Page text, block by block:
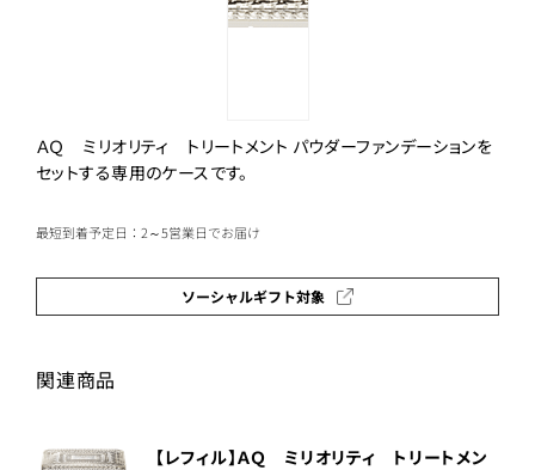
ＡＱ ミリオリティ トリートメント パウダーファンデーションを
セットする専用のケースです。
最短到着予定日：2～5営業日でお届け
ソーシャルギフト対象
関連商品
【レフィル】ＡＱ ミリオリティ トリートメン